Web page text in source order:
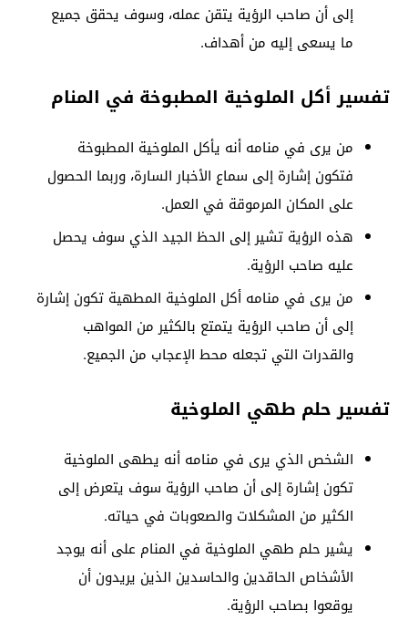
إلى أن صاحب الرؤية يتقن عمله، وسوف يحقق جميع
ما يسعى إليه من أهداف.
تفسير أكل الملوخية المطبوخة في المنام
من يرى في منامه أنه يأكل الملوخية المطبوخة
فتكون إشارة إلى سماع الأخبار السارة، وربما الحصول
على المكان المرموقة في العمل.
هذه الرؤية تشير إلى الحظ الجيد الذي سوف يحصل
عليه صاحب الرؤية.
من يرى في منامه أكل الملوخية المطهية تكون إشارة
إلى أن صاحب الرؤية يتمتع بالكثير من المواهب
والقدرات التي تجعله محط الإعجاب من الجميع.
تفسير حلم طهي الملوخية
الشخص الذي يرى في منامه أنه يطهى الملوخية
تكون إشارة إلى أن صاحب الرؤية سوف يتعرض إلى
الكثير من المشكلات والصعوبات في حياته.
يشير حلم طهي الملوخية في المنام على أنه يوجد
الأشخاص الحاقدين والحاسدين الذين يريدون أن
يوقعوا بصاحب الرؤية.